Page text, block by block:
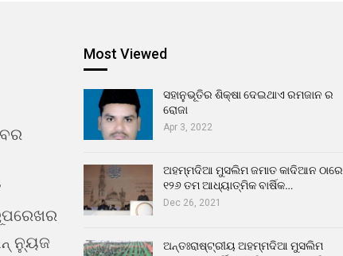
ନ୍ୟୁଜ
Most Viewed
ସହାନୁଭୂତିର ଶିକ୍ଷା ଦେଇଥାଏ ରମଜାନ ର
ରୋଜା
Apr 3, 2022
ଅହମ୍ମଦିଆ ମୁସଲିମ ଜମାତ କାଦିଆନ ଠାରେ
୧୨୬ ତମ ଆଧ୍ୟାତ୍ମିକ ବାର୍ଷିକ…
Dec 26, 2021
ଅନ୍ତଃରାଷ୍ଟ୍ରୀୟ ଅହମ୍ମଦିଆ ମୁସଲିମ